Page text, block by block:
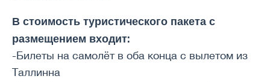
В стоимость туристического пакета с
размещением входит:
-Билеты на самолёт в оба конца с вылетом из
Таллинна